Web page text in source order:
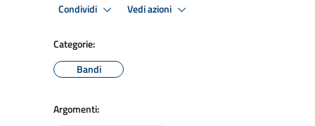
Condividi Vedi azioni
Categorie:
Bandi
Argomenti: